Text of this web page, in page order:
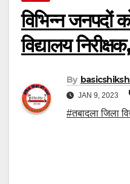
विभिन्न जनपदों
विद्यालय
By
JAN 9, 2023
#तबादला जिला